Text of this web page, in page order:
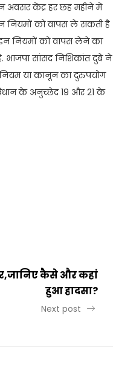
अवसर केंद्र हर छह महीने में
नियमों को वापस ले सकती है
नियमों को वापस लेने का
भाजपा सांसद निशिकांत दुबे ने
नियम या कानून का दुरुपयोग
के अनुच्छेद 19 और 21 के
कैसे और कहां
हुआ हादसा?
Next post